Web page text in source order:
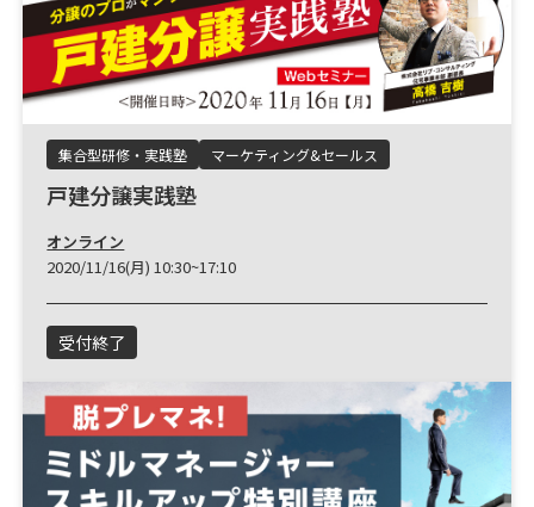
集合型研修・実践塾 マーケティング&セールス
戸建分譲実践塾
オンライン
2020/11/16(月) 10:30~17:10
受付終了